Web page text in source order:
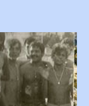
istemediklerini bir
Bu grup
''Açık ve net olarak
yanısıra, bu takımlara
Bursa Büyükşehir